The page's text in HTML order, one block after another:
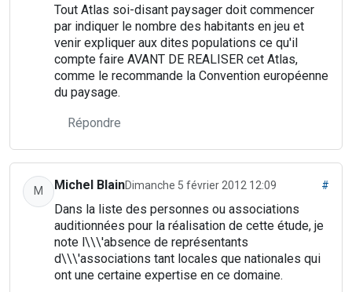
Tout Atlas soi-disant paysager doit commencer
par indiquer le nombre des habitants en jeu et
venir expliquer aux dites populations ce qu'il
compte faire AVANT DE REALISER cet Atlas,
comme le recommande la Convention européenne
du paysage.
Répondre
M Michel BlainDimanche 5 février 2012 12:09 #
Dans la liste des personnes ou associations
auditionnées pour la réalisation de cette étude, je
note l\\\'absence de représentants
d\\\'associations tant locales que nationales qui
ont une certaine expertise en ce domaine.